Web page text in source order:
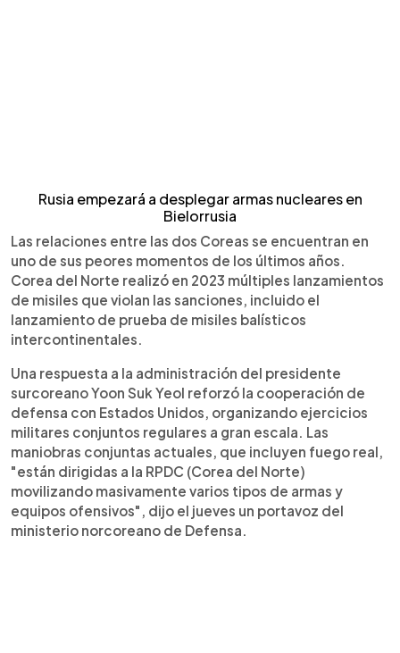
Rusia empezará a desplegar armas nucleares en
Bielorrusia
Las relaciones entre las dos Coreas se encuentran en
uno de sus peores momentos de los últimos años.
Corea del Norte realizó en 2023 múltiples lanzamientos
de misiles que violan las sanciones, incluido el
lanzamiento de prueba de misiles balísticos
intercontinentales.
Una respuesta a la administración del presidente
surcoreano Yoon Suk Yeol reforzó la cooperación de
defensa con Estados Unidos, organizando ejercicios
militares conjuntos regulares a gran escala. Las
maniobras conjuntas actuales, que incluyen fuego real,
"están dirigidas a la RPDC (Corea del Norte)
movilizando masivamente varios tipos de armas y
equipos ofensivos", dijo el jueves un portavoz del
ministerio norcoreano de Defensa.